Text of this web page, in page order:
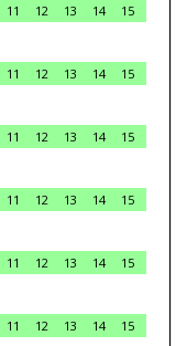
11 12 13 14
15
11 12 13 14
15
11 12 13 14
15
11 12 13 14
15
11 12 13 14
15
11 12 13 14
15